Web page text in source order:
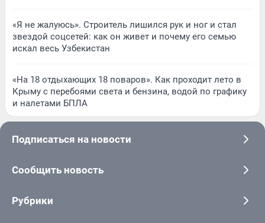
«Я не жалуюсь». Строитель лишился рук и ног и стал
звездой соцсетей: как он живет и почему его семью
искал весь Узбекистан
«На 18 отдыхающих 18 поваров». Как проходит лето в
Крыму с перебоями света и бензина, водой по графику
и налетами БПЛА
Подписаться на новости
Сообщить новость
Рубрики